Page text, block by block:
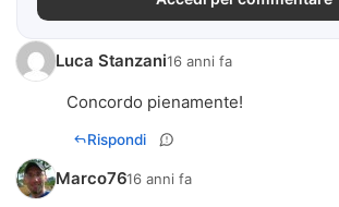
Luca Stanzani16 anni fa
Concordo pienamente!
Rispondi
Marco7616 anni fa